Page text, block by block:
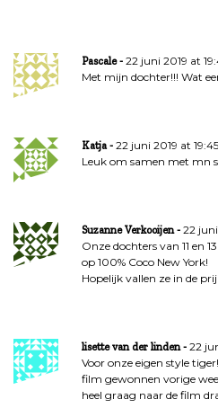
a
t
i
Pascale
22 juni 2019 at
Met mijn dochter!!! Wat
Katja
22 juni 2019 at 19:45
Leuk om samen met mn
Suzanne Verkooijen
22
Onze dochters van 11 en
op 100% Coco New York!
Hopelijk vallen ze in de
lisette van der linden
22
Voor onze eigen style
film gewonnen vorige
heel graag naar de film